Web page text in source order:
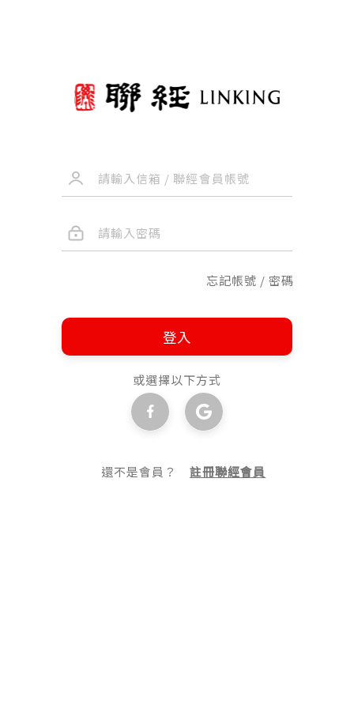
忘記帳號 / 密碼
登入
或選擇以下方式
還不是會員？註冊聯經會員